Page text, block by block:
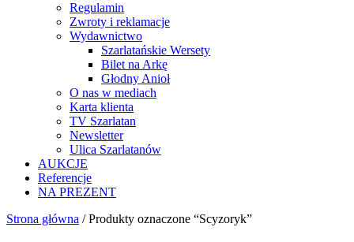
Regulamin
Zwroty i reklamacje
Wydawnictwo
Szarlatańskie Wersety
Bilet na Arkę
Głodny Anioł
O nas w mediach
Karta klienta
TV Szarlatan
Newsletter
Ulica Szarlatanów
AUKCJE
Referencje
NA PREZENT
Strona główna / Produkty oznaczone “Scyzoryk”